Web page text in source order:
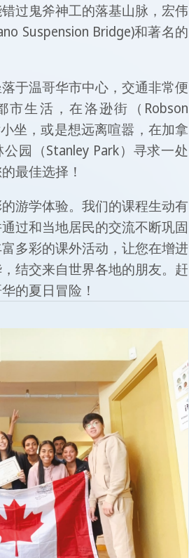
过鬼斧神工的落基山脉，宏伟
Suspension Bridge)和著名的
于温哥华市中心，交通非常便
生活，在洛逊街（Robson
坐，或是想远离喧嚣，在加拿
园（Stanley Park）寻求一处
最佳选择！
游学体验。我们的课程生动有
过和当地居民的交流不断巩固
多彩的课外活动，让您在增进
结交来自世界各地的朋友。赶
的夏日冒险！